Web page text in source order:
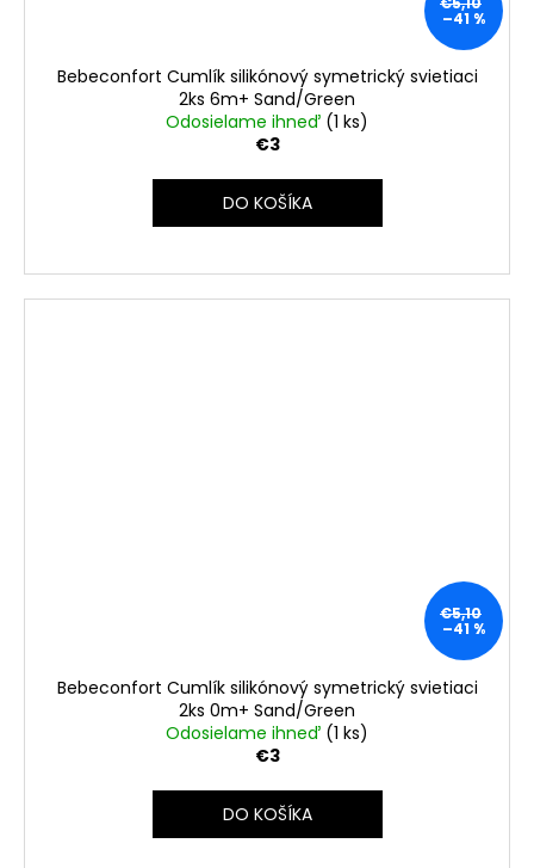
–41 %
Bebeconfort Cumlík silikónový symetrický svietiaci
2ks 6m+ Sand/Green
Odosielame ihneď (1 ks)
€3
DO KOŠÍKA
€5,10
–41 %
Bebeconfort Cumlík silikónový symetrický svietiaci
2ks 0m+ Sand/Green
Odosielame ihneď (1 ks)
€3
DO KOŠÍKA